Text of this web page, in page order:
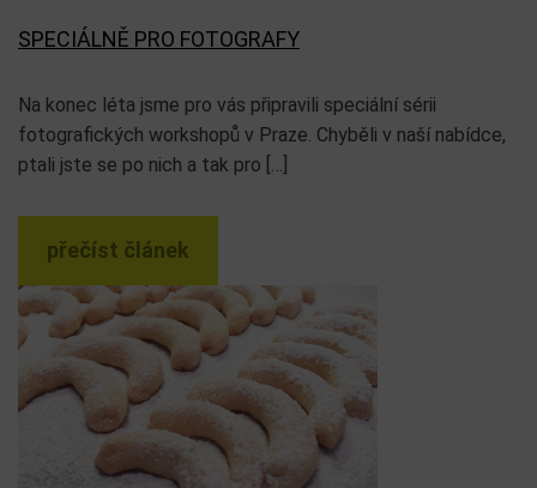
SPECIÁLNĚ PRO FOTOGRAFY
Na konec léta jsme pro vás připravili speciální sérii
fotografických workshopů v Praze. Chyběli v naší nabídce,
ptali jste se po nich a tak pro […]
přečíst článek